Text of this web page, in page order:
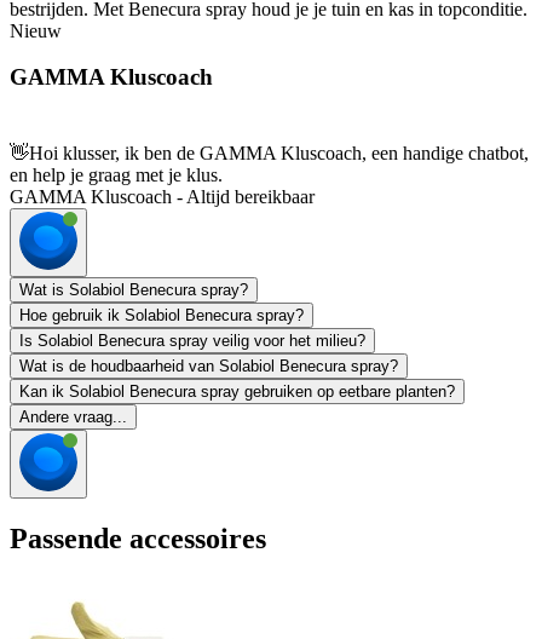
bestrijden. Met Benecura spray houd je je tuin en kas in topconditie.
Nieuw
GAMMA Kluscoach
👋Hoi klusser, ik ben de GAMMA Kluscoach, een handige chatbot,
en help je graag met je klus.
GAMMA Kluscoach - Altijd bereikbaar
Wat is Solabiol Benecura spray?
Hoe gebruik ik Solabiol Benecura spray?
Is Solabiol Benecura spray veilig voor het milieu?
Wat is de houdbaarheid van Solabiol Benecura spray?
Kan ik Solabiol Benecura spray gebruiken op eetbare planten?
Andere vraag...
Passende accessoires